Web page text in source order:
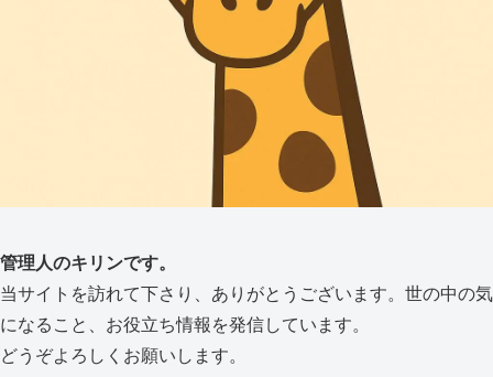
管理人のキリンです。
当サイトを訪れて下さり、ありがとうございます。世の中の気
になること、お役立ち情報を発信しています。
どうぞよろしくお願いします。